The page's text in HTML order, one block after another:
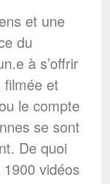
et une
du
à s’offrir
et
le compte
se sont
De quoi
vidéos